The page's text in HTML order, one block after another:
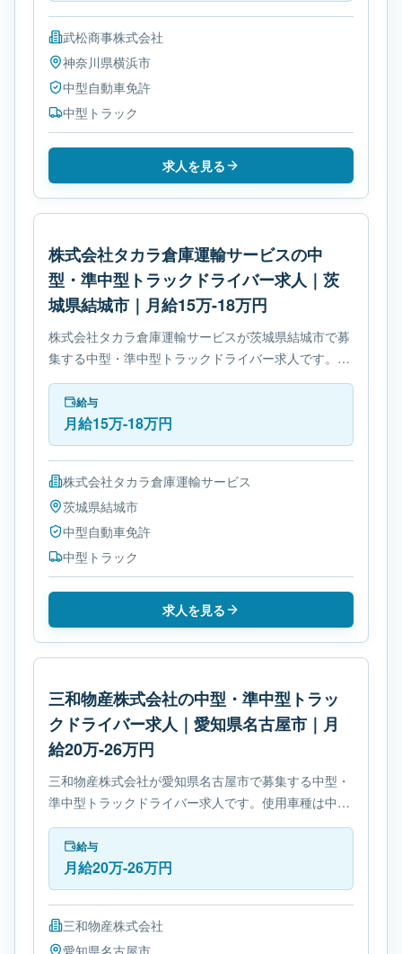
武松商事株式会社
神奈川県横浜市
中型自動車免許
中型トラック
求人を見る
株式会社タカラ倉庫運輸サービスの中
型・準中型トラックドライバー求人｜茨
城県結城市｜月給15万-18万円
株式会社タカラ倉庫運輸サービスが茨城県結城市で募
集する中型・準中型トラックドライバー求人です。使
用車種は中型トラックです。必要免許は中型自動車免
許です。
給与
月給15万-18万円
株式会社タカラ倉庫運輸サービス
茨城県結城市
中型自動車免許
中型トラック
求人を見る
三和物産株式会社の中型・準中型トラッ
クドライバー求人｜愛知県名古屋市｜月
給20万-26万円
三和物産株式会社が愛知県名古屋市で募集する中型・
準中型トラックドライバー求人です。使用車種は中型
トラックです。勤務時間は- 変形労働時間制です。必
要免許は準中型自動車免許です。
給与
月給20万-26万円
三和物産株式会社
愛知県名古屋市